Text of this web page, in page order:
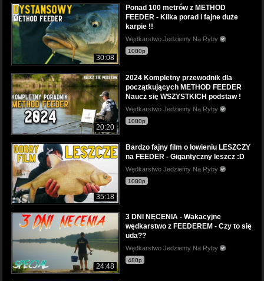
30:08
Ponad 100 metrów z METHOD
FEEDER - Kilka porad i fajne duże
karpie !!
Wędkarstwo Jedziemy Na Ryby
1080p
20:20
2024 Kompletny przewodnik dla
początkujących METHOD FEEDER
Naucz się WSZYSTKICH podstaw !
Wędkarstwo Jedziemy Na Ryby
1080p
35:18
Bardzo fajny film o łowieniu LESZCZY
na FEEDER - Gigantyczny leszcz :D
Wędkarstwo Jedziemy Na Ryby
1080p
24:48
3 DNI NĘCENIA - Wakacyjne
wędkarstwo z FEEDEREM - Czy to się
uda??
Wędkarstwo Jedziemy Na Ryby
480p